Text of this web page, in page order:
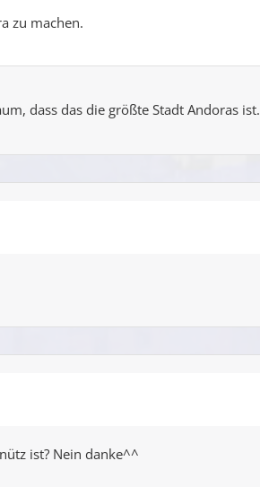
zu machen.
dass das die größte Stadt Andoras ist.
ist? Nein danke^^